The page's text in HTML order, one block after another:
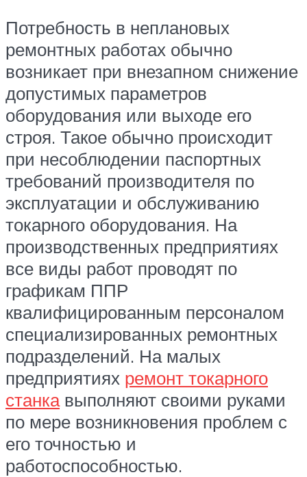
Потребность в неплановых
ремонтных работах обычно
возникает при внезапном снижение
допустимых параметров
оборудования или выходе его
строя. Такое обычно происходит
при несоблюдении паспортных
требований производителя по
эксплуатации и обслуживанию
токарного оборудования. На
производственных предприятиях
все виды работ проводят по
графикам ППР
квалифицированным персоналом
специализированных ремонтных
подразделений. На малых
предприятиях ремонт токарного
станкавыполняют своими руками
по мере возникновения проблем с
его точностью и
работоспособностью.